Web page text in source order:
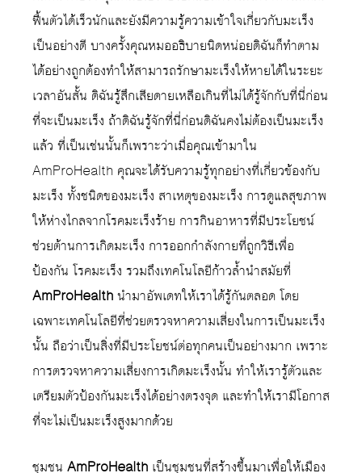
ฟื้นตัวได้เร็วนักและยังมีความรู้ความเข้าใจเกี่ยวกับมะเร็ง
เป็นอย่างดี บางครั้งคุณหมออธิบายนิดหน่อยดิฉันก็ทำตาม
ได้อย่างถูกต้องทำให้สามารถรักษามะเร็งให้หายได้ในระยะ
เวลาอันสั้น ดิฉันรู้สึกเสียดายเหลือเกินที่ไม่ได้รู้จักกับที่นี่ก่อน
ที่จะเป็นมะเร็ง ถ้าดิฉันรู้จักที่นี่ก่อนดิฉันคงไม่ต้องเป็นมะเร็ง
แล้ว ที่เป็นเช่นนั้นก็เพราะว่าเมื่อคุณเข้ามาใน
AmProHealth คุณจะได้รับความรู้ทุกอย่างที่เกี่ยวข้องกับ
มะเร็ง ทั้งชนิดของมะเร็ง สาเหตุของมะเร็ง การดูแลสุขภาพ
ให้ห่างไกลจากโรคมะเร็งร้าย การกินอาหารที่มีประโยชน์
ช่วยต้านการเกิดมะเร็ง การออกกำลังกายที่ถูกวิธีเพื่อ
ป้องกัน โรคมะเร็ง รวมถึงเทคโนโลยีก้าวล้ำนำสมัยที่
AmProHealthนำมาอัพเดทให้เราได้รู้กันตลอด โดย
เฉพาะเทคโนโลยีที่ช่วยตรวจหาความเสี่ยงในการเป็นมะเร็ง
นั้น ถือว่าเป็นสิ่งที่มีประโยชน์ต่อทุกคนเป็นอย่างมาก เพราะ
การตรวจหาความเสี่ยงการเกิดมะเร็งนั้น ทำให้เรารู้ตัวและ
เตรียมตัวป้องกันมะเร็งได้อย่างตรงจุด และทำให้เรามีโอกาส
ที่จะไม่เป็นมะเร็งสูงมากด้วย
ชุมชน AmProHealth เป็นชุมชนที่สร้างขึ้นมาเพื่อให้เมือง